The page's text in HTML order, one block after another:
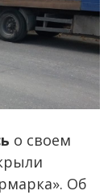
о своем
Об